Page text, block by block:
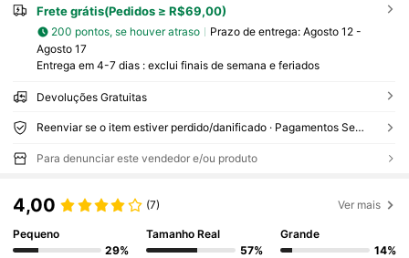
Frete grátis(Pedidos ≥ R$69,00)
200 pontos, se houver atraso Prazo de entrega: Agosto 12 -
Agosto 17
Entrega em 4-7 dias : exclui finais de semana e feriados
Devoluções Gratuitas
Reenviar se o item estiver perdido/danificado · Pagamentos Seguros · Proteção de privacidade
Para denunciar este vendedor e/ou produto
4,00 (7) Ver mais
Pequeno
29%
Tamanho Real
57%
Grande
14%